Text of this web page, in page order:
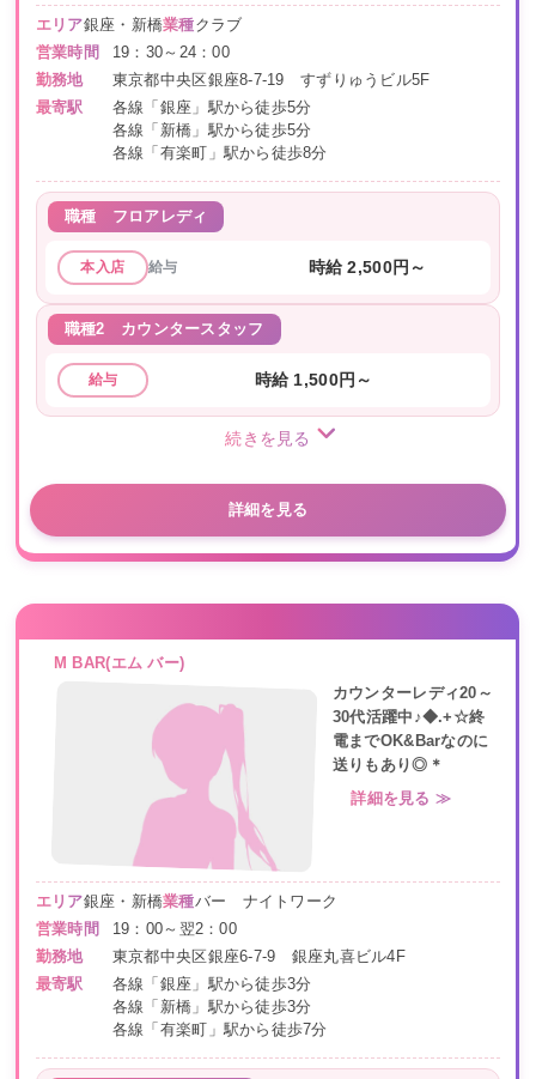
エリア銀座・新橋業種クラブ
営業時間
19：30～24：00
勤務地
東京都中央区銀座8-7-19 すずりゅうビル5F
最寄駅
各線「銀座」駅から徒歩5分
各線「新橋」駅から徒歩5分
各線「有楽町」駅から徒歩8分
職種 フロアレディ
本入店 給与 時給 2,500円～
職種2 カウンタースタッフ
給与 時給 1,500円～
続きを見る
詳細を見る
M BAR(エム バー)
カウンターレディ20～
30代活躍中♪◆.+☆終
電までOK&Barなのに
送りもあり◎＊
詳細を見る ≫
エリア銀座・新橋業種バー ナイトワーク
営業時間
19：00～翌2：00
勤務地
東京都中央区銀座6-7-9 銀座丸喜ビル4F
最寄駅
各線「銀座」駅から徒歩3分
各線「新橋」駅から徒歩3分
各線「有楽町」駅から徒歩7分